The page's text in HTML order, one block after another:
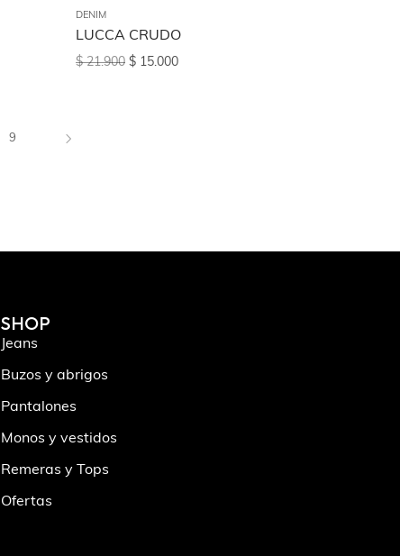
DENIM
LUCCA CRUDO
$21.900 $15.000
9
SHOP
Jeans
Buzos y abrigos
Pantalones
Monos y vestidos
Remeras y Tops
Ofertas